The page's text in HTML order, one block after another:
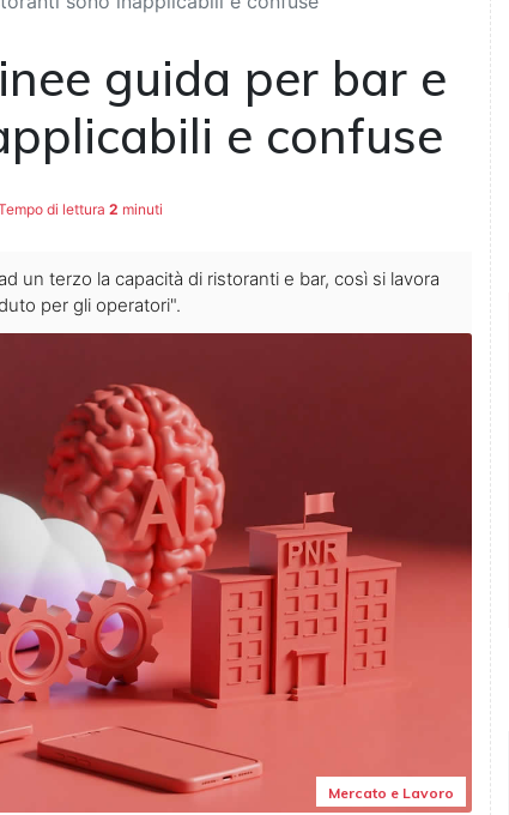
guida per bar e
e confuse
di lettura 2 minuti
un terzo la capacità di ristoranti e bar, così si lavora
per gli operatori".
Mercato e Lavoro